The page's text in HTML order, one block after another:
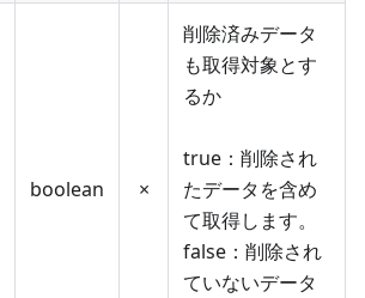
boolean ×
削除済みデータ
も取得対象とす
るか
true：削除され
たデータを含め
て取得します。
false：削除され
ていないデータ